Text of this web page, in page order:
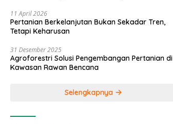
11 April 2026
Pertanian Berkelanjutan Bukan Sekadar Tren,
Tetapi Keharusan
31 Desember 2025
Agroforestri Solusi Pengembangan Pertanian di
Kawasan Rawan Bencana
Selengkapnya